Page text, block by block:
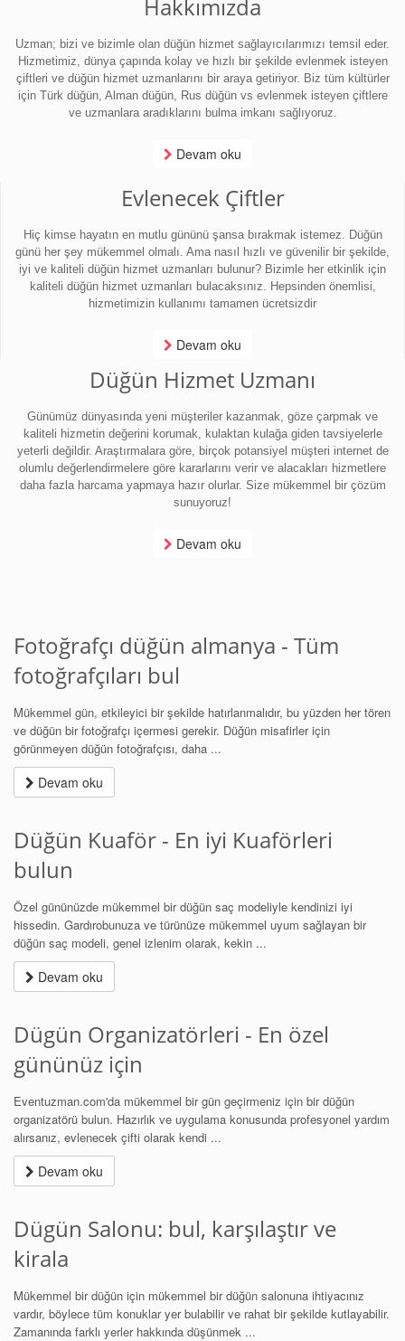
Hakkımızda
Uzman; bizi ve bizimle olan düğün hizmet sağlayıcılarımızı temsil eder.
Hizmetimiz, dünya çapında kolay ve hızlı bir şekilde evlenmek isteyen
çiftleri ve düğün hizmet uzmanlarını bir araya getiriyor. Biz tüm kültürler
için Türk düğün, Alman düğün, Rus düğün vs evlenmek isteyen çiftlere
ve uzmanlara aradıklarını bulma imkanı sağlıyoruz.
Devam oku
Evlenecek Çiftler
Hiç kimse hayatın en mutlu gününü şansa bırakmak istemez. Düğün
günü her şey mükemmel olmalı. Ama nasıl hızlı ve güvenilir bir şekilde,
iyi ve kaliteli düğün hizmet uzmanları bulunur? Bizimle her etkinlik için
kaliteli düğün hizmet uzmanları bulacaksınız. Hepsinden önemlisi,
hizmetimizin kullanımı tamamen ücretsizdir
Devam oku
Düğün Hizmet Uzmanı
Günümüz dünyasında yeni müşteriler kazanmak, göze çarpmak ve
kaliteli hizmetin değerini korumak, kulaktan kulağa giden tavsiyelerle
yeterli değildir. Araştırmalara göre, birçok potansiyel müşteri internet de
olumlu değerlendirmelere göre kararlarını verir ve alacakları hizmetlere
daha fazla harcama yapmaya hazır olurlar. Size mükemmel bir çözüm
sunuyoruz!
Devam oku
Fotoğrafçı düğün almanya - Tüm
fotoğrafçıları bul
Mükemmel gün, etkileyici bir şekilde hatırlanmalıdır, bu yüzden her tören
ve düğün bir fotoğrafçı içermesi gerekir. Düğün misafirler için
görünmeyen düğün fotoğrafçısı, daha ...
Devam oku
Düğün Kuaför - En iyi Kuaförleri
bulun
Özel gününüzde mükemmel bir düğün saç modeliyle kendinizi iyi
hissedin. Gardırobunuza ve türünüze mükemmel uyum sağlayan bir
düğün saç modeli, genel izlenim olarak, kekin ...
Devam oku
Dügün Organizatörleri - En özel
gününüz için
Eventuzman.com'da mükemmel bir gün geçirmeniz için bir düğün
organizatörü bulun. Hazırlık ve uygulama konusunda profesyonel yardım
alırsanız, evlenecek çifti olarak kendi ...
Devam oku
Dügün Salonu: bul, karşılaştır ve
kirala
Mükemmel bir düğün için mükemmel bir düğün salonuna ihtiyacınız
vardır, böylece tüm konuklar yer bulabilir ve rahat bir şekilde kutlayabilir.
Zamanında farklı yerler hakkında düşünmek ...